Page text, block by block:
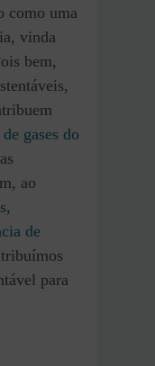
como uma
vinda
bem,
gases do
ao
,
de
para